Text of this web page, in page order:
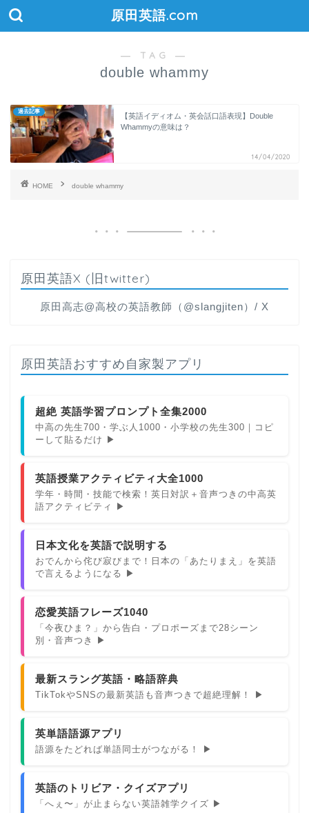
原田英語.com
― TAG ―
double whammy
過去記事
【英語イディオム・英会話口語表現】Double
Whammyの意味は？
14/04/2020
HOME double whammy
原田英語X (旧twitter)
原田高志@高校の英語教師（@slangjiten）/ X
原田英語おすすめ自家製アプリ
超絶 英語学習プロンプト全集2000
中高の先生700・学ぶ人1000・小学校の先生300｜コピ
ーして貼るだけ ▶
英語授業アクティビティ大全1000
学年・時間・技能で検索！英日対訳＋音声つきの中高英
語アクティビティ ▶
日本文化を英語で説明する
おでんから侘び寂びまで！日本の「あたりまえ」を英語
で言えるようになる ▶
恋愛英語フレーズ1040
「今夜ひま？」から告白・プロポーズまで28シーン
別・音声つき ▶
最新スラング英語・略語辞典
TikTokやSNSの最新英語も音声つきで超絶理解！ ▶
英単語語源アプリ
語源をたどれば単語同士がつながる！ ▶
英語のトリビア・クイズアプリ
「へぇ〜」が止まらない英語雑学クイズ ▶